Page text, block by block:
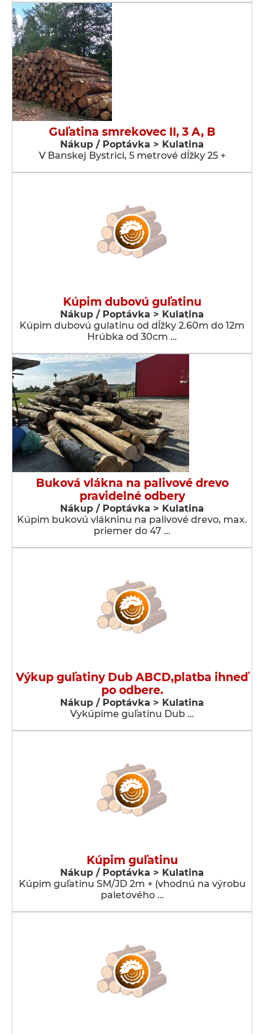
Guľatina smrekovec II, 3 A, B
Nákup / Poptávka > Kulatina
V Banskej Bystrici, 5 metrové dĺžky 25 +
Kúpim dubovú guľatinu
Nákup / Poptávka > Kulatina
Kúpim dubovú gulatinu od dĺžky 2.60m do 12m
Hrúbka od 30cm …
Buková vlákna na palivové drevo
pravidelné odbery
Nákup / Poptávka > Kulatina
Kúpim bukovú vlákninu na palivové drevo, max.
priemer do 47 …
Výkup guľatiny Dub ABCD,platba ihneď
po odbere.
Nákup / Poptávka > Kulatina
Vykúpime guľatinu Dub …
Kúpim guľatinu
Nákup / Poptávka > Kulatina
Kúpim guľatinu SM/JD 2m + (vhodnú na výrobu
paletového …